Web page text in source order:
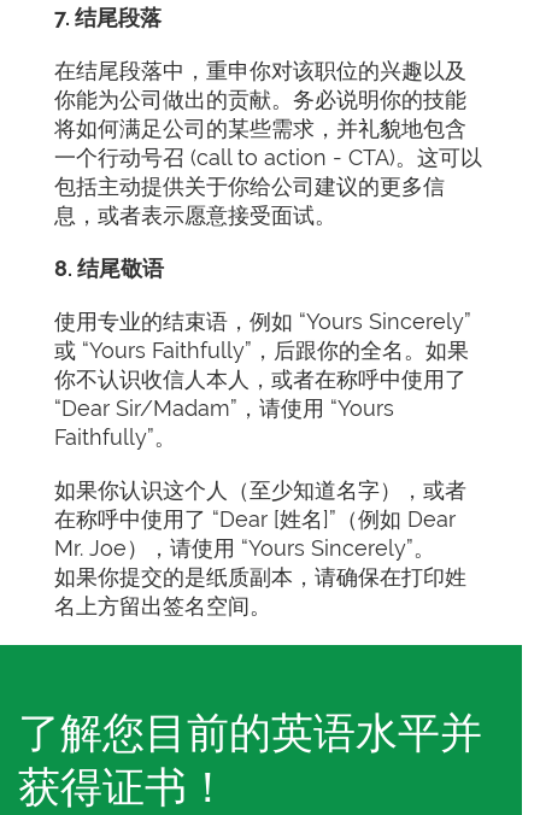
7. 结尾段落
在结尾段落中，重申你对该职位的兴趣以及
你能为公司做出的贡献。务必说明你的技能
将如何满足公司的某些需求，并礼貌地包含
一个行动号召 (call to action - CTA)。这可以
包括主动提供关于你给公司建议的更多信
息，或者表示愿意接受面试。
8. 结尾敬语
使用专业的结束语，例如 “Yours Sincerely”
或 “Yours Faithfully”，后跟你的全名。如果
你不认识收信人本人，或者在称呼中使用了
“Dear Sir/Madam”，请使用 “Yours
Faithfully”。
如果你认识这个人（至少知道名字），或者
在称呼中使用了 “Dear [姓名]”（例如 Dear
Mr. Joe），请使用 “Yours Sincerely”。
如果你提交的是纸质副本，请确保在打印姓
名上方留出签名空间。
了解您目前的英语水平并
获得证书！